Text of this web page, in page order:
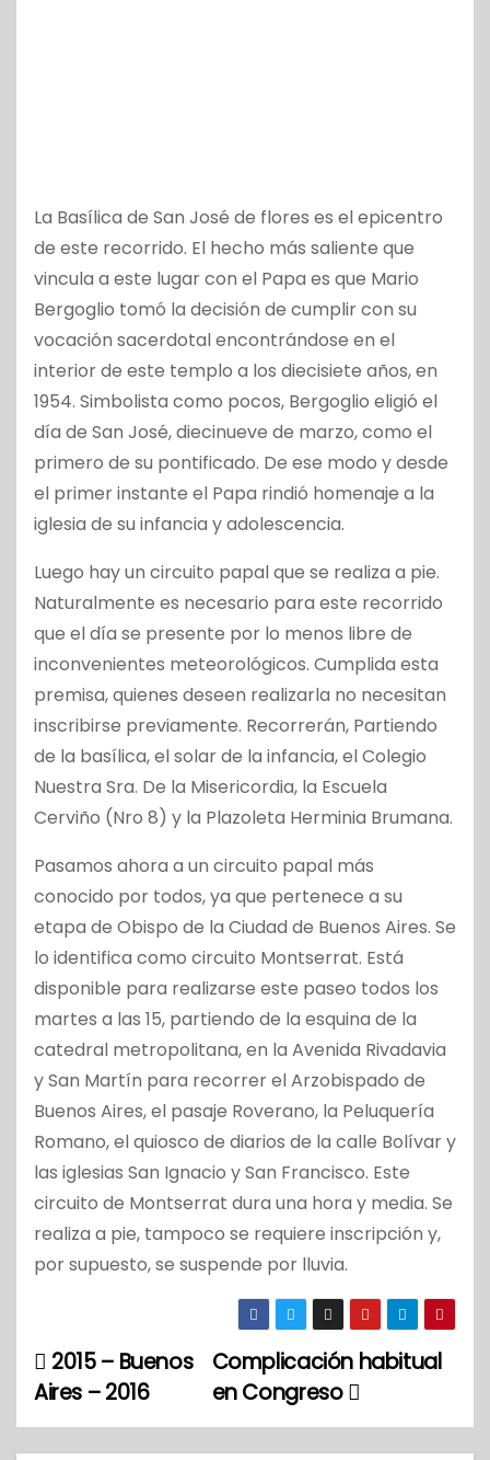
La Basílica de San José de flores es el epicentro
de este recorrido. El hecho más saliente que
vincula a este lugar con el Papa es que Mario
Bergoglio tomó la decisión de cumplir con su
vocación sacerdotal encontrándose en el
interior de este templo a los diecisiete años, en
1954. Simbolista como pocos, Bergoglio eligió el
día de San José, diecinueve de marzo, como el
primero de su pontificado. De ese modo y desde
el primer instante el Papa rindió homenaje a la
iglesia de su infancia y adolescencia.
Luego hay un circuito papal que se realiza a pie.
Naturalmente es necesario para este recorrido
que el día se presente por lo menos libre de
inconvenientes meteorológicos. Cumplida esta
premisa, quienes deseen realizarla no necesitan
inscribirse previamente. Recorrerán, Partiendo
de la basílica, el solar de la infancia, el Colegio
Nuestra Sra. De la Misericordia, la Escuela
Cerviño (Nro 8) y la Plazoleta Herminia Brumana.
Pasamos ahora a un circuito papal más
conocido por todos, ya que pertenece a su
etapa de Obispo de la Ciudad de Buenos Aires. Se
lo identifica como circuito Montserrat. Está
disponible para realizarse este paseo todos los
martes a las 15, partiendo de la esquina de la
catedral metropolitana, en la Avenida Rivadavia
y San Martín para recorrer el Arzobispado de
Buenos Aires, el pasaje Roverano, la Peluquería
Romano, el quiosco de diarios de la calle Bolívar y
las iglesias San Ignacio y San Francisco. Este
circuito de Montserrat dura una hora y media. Se
realiza a pie, tampoco se requiere inscripción y,
por supuesto, se suspende por lluvia.
N
a
Complicación habitual
en Congreso
2015 – Buenos
Aires – 2016